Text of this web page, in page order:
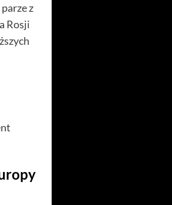
z
Rosji